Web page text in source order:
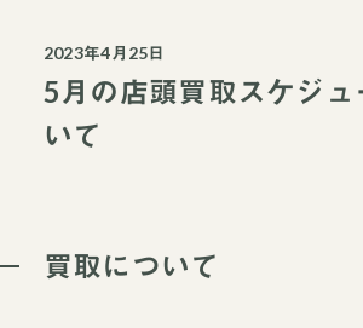
2023年4月25日
5月の店頭買取スケジュ
いて
買取について